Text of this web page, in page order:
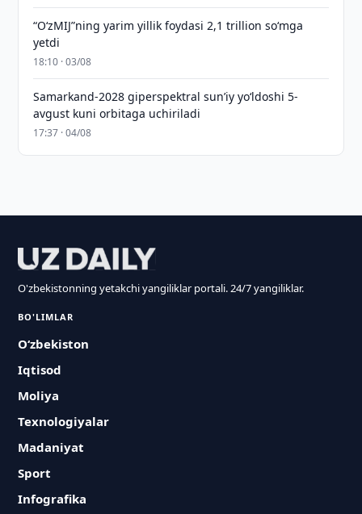
“O‘zMIJ”ning yarim yillik foydasi 2,1 trillion so‘mga
yetdi
18:10 · 03/08
Samarkand-2028 giperspektral sun’iy yo‘ldoshi 5-
avgust kuni orbitaga uchiriladi
17:37 · 04/08
O'zbekistonning yetakchi yangiliklar portali. 24/7 yangiliklar.
BO'LIMLAR
O‘zbekiston
Iqtisod
Moliya
Texnologiyalar
Madaniyat
Sport
Infografika